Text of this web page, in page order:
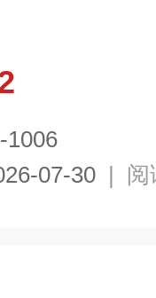
1006
07-30 | 阅